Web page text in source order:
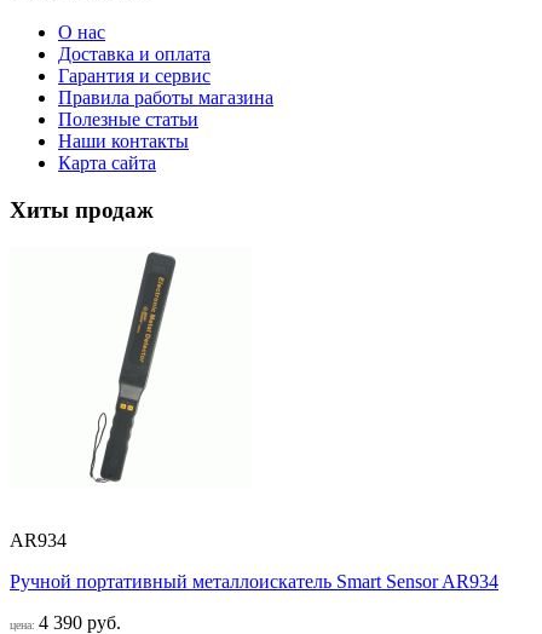
О нас
Доставка и оплата
Гарантия и сервис
Правила работы магазина
Полезные статьи
Наши контакты
Карта сайта
Хиты продаж
AR934
Ручной портативный металлоискатель Smart Sensor AR934
цена: 4 390 руб.